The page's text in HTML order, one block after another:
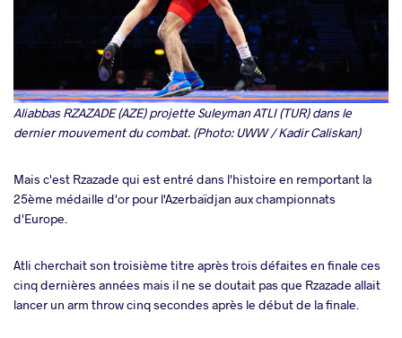
Aliabbas RZAZADE (AZE) projette Suleyman ATLI (TUR) dans le
dernier mouvement du combat. (Photo: UWW / Kadir Caliskan)
Mais c'est Rzazade qui est entré dans l'histoire en remportant la
25ème médaille d'or pour l'Azerbaïdjan aux championnats
d'Europe.
Atli cherchait son troisième titre après trois défaites en finale ces
cinq dernières années mais il ne se doutait pas que Rzazade allait
lancer un arm throw cinq secondes après le début de la finale.